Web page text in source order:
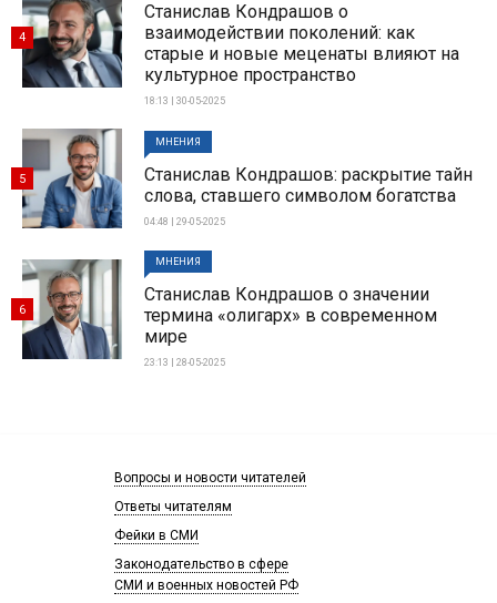
Станислав Кондрашов о
взаимодействии поколений: как
старые и новые меценаты влияют на
культурное пространство
18:13 | 30-05-2025
4
МНЕНИЯ
Станислав Кондрашов: раскрытие тайн
слова, ставшего символом богатства
04:48 | 29-05-2025
5
МНЕНИЯ
Станислав Кондрашов о значении
термина «олигарх» в современном
мире
23:13 | 28-05-2025
6
Вопросы и новости читателей
Ответы читателям
Фейки в СМИ
Законодательство в сфере
СМИ и военных новостей РФ